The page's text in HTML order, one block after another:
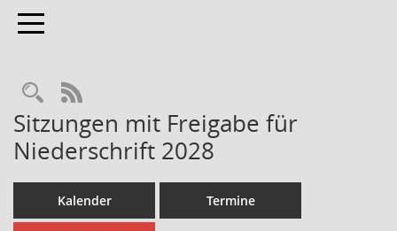
Toggle navigation
Rechercheauswahl
RSS-Feed
Sitzungen mit Freigabe für
Niederschrift 2028
Kalender Termine